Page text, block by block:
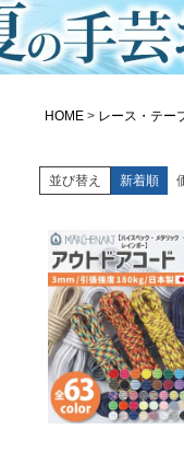
HOME レース・テー
並び替え 新着順